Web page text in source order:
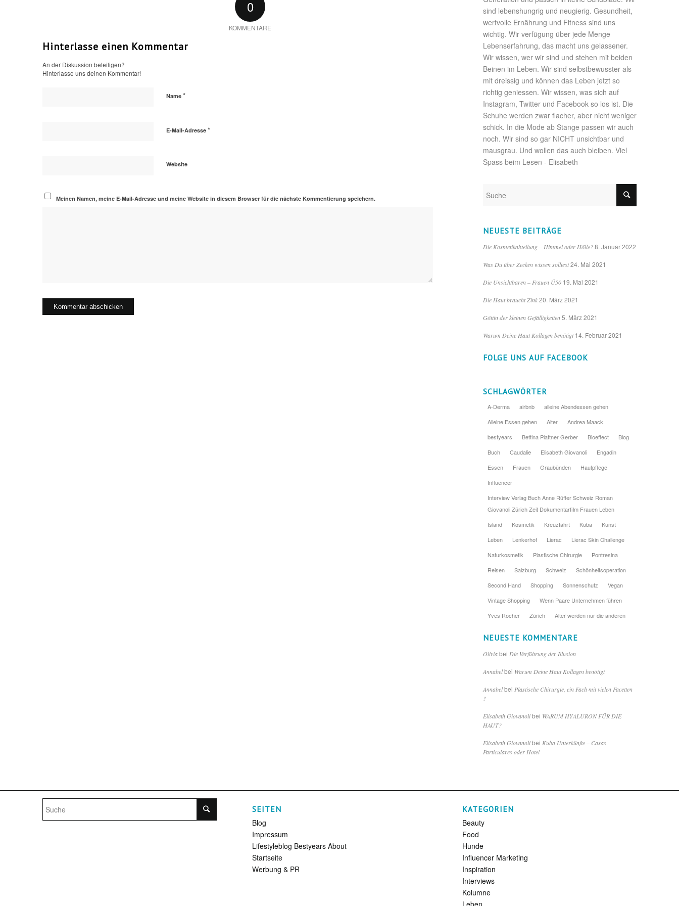
0
KOMMENTARE
Hinterlasse einen Kommentar
An der Diskussion beteiligen?
Hinterlasse uns deinen Kommentar!
Name *
E-Mail-Adresse *
Website
Meinen Namen, meine E-Mail-Adresse und meine Website in diesem Browser für die nächste Kommentierung speichern.
sind lebenshungrig und neugierig. Gesundheit,
wertvolle Ernährung und Fitness sind uns
wichtig. Wir verfügung über jede Menge
Lebenserfahrung, das macht uns gelassener.
Wir wissen, wer wir sind und stehen mit beiden
Beinen im Leben. Wir sind selbstbewusster als
mit dreissig und können das Leben jetzt so
richtig geniessen. Wir wissen, was sich auf
Instagram, Twitter und Facebook so los ist. Die
Schuhe werden zwar flacher, aber nicht weniger
schick. In die Mode ab Stange passen wir auch
noch. Wir sind so gar NICHT unsichtbar und
mausgrau. Und wollen das auch bleiben. Viel
Spass beim Lesen - Elisabeth
NEUESTE BEITRÄGE
Die Kosmetikabteilung – Himmel oder Hölle? 8. Januar 2022
Was Du über Zecken wissen solltest 24. Mai 2021
Die Unsichtbaren – Frauen Ü50 19. Mai 2021
Die Haut braucht Zink 20. März 2021
Göttin der kleinen Gefälligkeiten 5. März 2021
Warum Deine Haut Kollagen benötigt 14. Februar 2021
FOLGE UNS AUF FACEBOOK
SCHLAGWÖRTER
A-Derma airbnb
alleine Abendessen gehen
Alleine Essen gehen
Alter
Andrea Maack
bestyears
Bettina Plattner Gerber Bioeffect
Blog
Buch
Caudalie Elisabeth Giovanoli
Engadin
Essen
Frauen Graubünden
Hautpflege
Influencer
Interview Verlag Buch Anne Rüffer Schweiz Roman
Giovanoli Zürich Zeit Dokumentarfilm Frauen Leben
Island
Kosmetik Kreuzfahrt Kuba
Kunst
Leben
Lenkerhof Lierac
Lierac Skin Challenge
Naturkosmetik
Plastische Chirurgie
Pontresina
Reisen
Salzburg Schweiz
Schönheitsoperation
Second Hand
Shopping Sonnenschutz
Vegan
Vintage Shopping
Wenn Paare Unternehmen führen
Yves Rocher
Zürich Älter werden nur die anderen
NEUESTE KOMMENTARE
Oliviabei Die Verführung der Illusion
Annabelbei Warum Deine Haut Kollagen benötigt
Annabelbei Plastische Chirurgie, ein Fach mit vielen Facetten
?
Elisabeth Giovanolibei WARUM HYALURON FÜR DIE
HAUT?
Elisabeth Giovanolibei Kuba Unterkünfte – Casas
Particulares oder Hotel
SEITEN
Blog
Impressum
Lifestyleblog Bestyears About
Startseite
Werbung & PR
KATEGORIEN
Beauty
Food
Hunde
Influencer Marketing
Inspiration
Interviews
Kolumne
Leben